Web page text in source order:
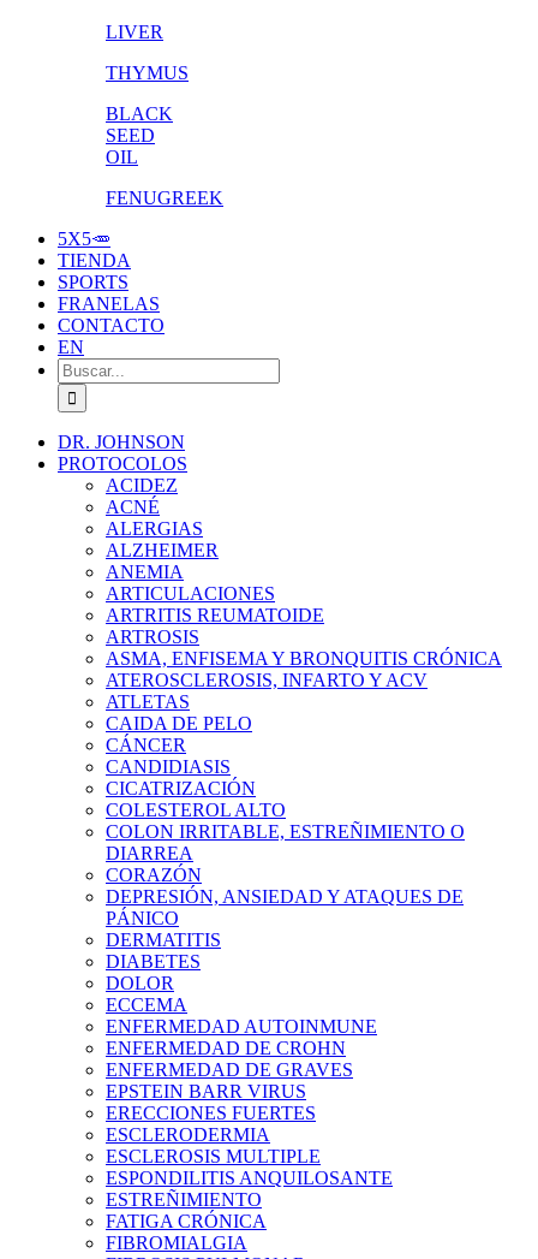
LIVER
THYMUS
BLACK
SEED
OIL
FENUGREEK
5X5🥕
TIENDA
SPORTS
FRANELAS
CONTACTO
EN
Buscar:
DR. JOHNSON
PROTOCOLOS
ACIDEZ
ACNÉ
ALERGIAS
ALZHEIMER
ANEMIA
ARTICULACIONES
ARTRITIS REUMATOIDE
ARTROSIS
ASMA, ENFISEMA Y BRONQUITIS CRÓNICA
ATEROSCLEROSIS, INFARTO Y ACV
ATLETAS
CAIDA DE PELO
CÁNCER
CANDIDIASIS
CICATRIZACIÓN
COLESTEROL ALTO
COLON IRRITABLE, ESTREÑIMIENTO O
DIARREA
CORAZÓN
DEPRESIÓN, ANSIEDAD Y ATAQUES DE
PÁNICO
DERMATITIS
DIABETES
DOLOR
ECCEMA
ENFERMEDAD AUTOINMUNE
ENFERMEDAD DE CROHN
ENFERMEDAD DE GRAVES
EPSTEIN BARR VIRUS
ERECCIONES FUERTES
ESCLERODERMIA
ESCLEROSIS MULTIPLE
ESPONDILITIS ANQUILOSANTE
ESTREÑIMIENTO
FATIGA CRÓNICA
FIBROMIALGIA